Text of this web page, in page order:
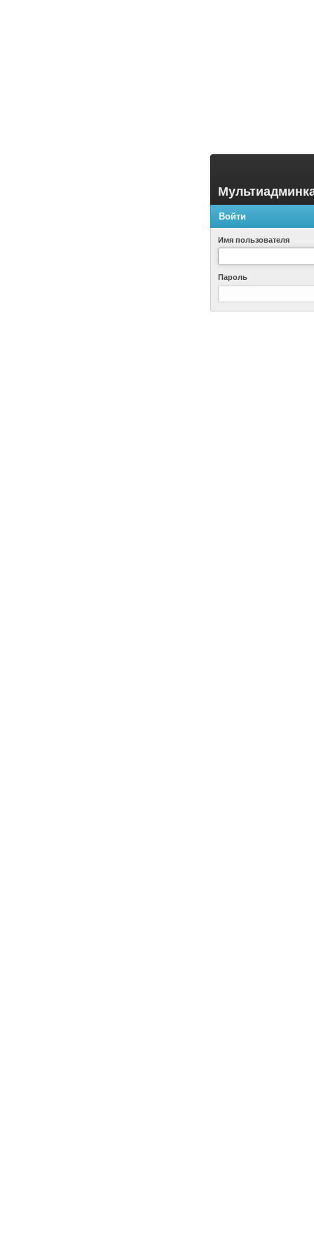
Войти
Имя пользователя
Пароль